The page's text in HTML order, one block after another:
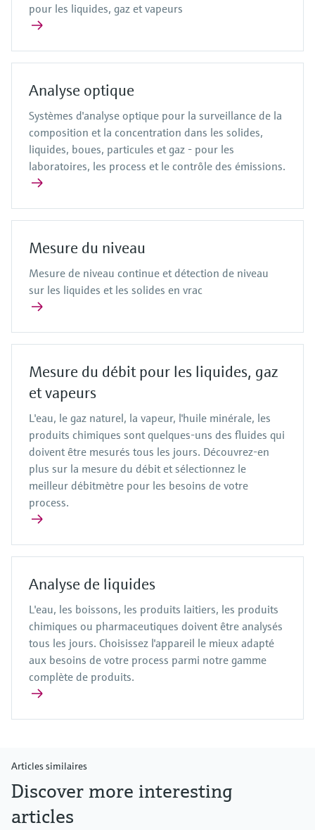
pour les liquides, gaz et vapeurs
Analyse optique
Systèmes d'analyse optique pour la surveillance de la
composition et la concentration dans les solides,
liquides, boues, particules et gaz - pour les
laboratoires, les process et le contrôle des émissions.
Mesure du niveau
Mesure de niveau continue et détection de niveau
sur les liquides et les solides en vrac
Mesure du débit pour les liquides, gaz
et vapeurs
L'eau, le gaz naturel, la vapeur, l'huile minérale, les
produits chimiques sont quelques-uns des fluides qui
doivent être mesurés tous les jours. Découvrez-en
plus sur la mesure du débit et sélectionnez le
meilleur débitmètre pour les besoins de votre
process.
Analyse de liquides
L'eau, les boissons, les produits laitiers, les produits
chimiques ou pharmaceutiques doivent être analysés
tous les jours. Choisissez l'appareil le mieux adapté
aux besoins de votre process parmi notre gamme
complète de produits.
Articles similaires
Discover more interesting
articles